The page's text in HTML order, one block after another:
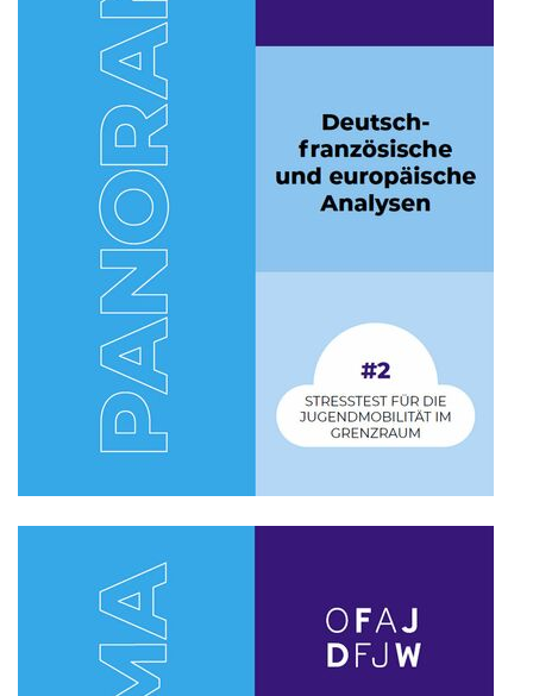
Arbeitsgruppen „Cultural Border
Gutachter für internationale
Fachzeitschriften und
Fördereinrichtungen
Forschungsaufenthalte an der
Universität Flensburg, Viadrina
Universität Frankfurt (Oder),
Universität Lothringen, Universität
Duisburg-Essen